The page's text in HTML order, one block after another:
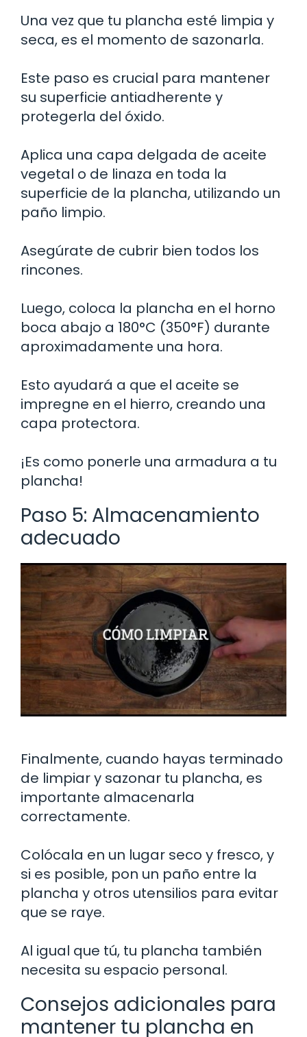
Una vez que tu plancha esté limpia y
seca, es el momento de sazonarla.
Este paso es crucial para mantener
su superficie antiadherente y
protegerla del óxido.
Aplica una capa delgada de aceite
vegetal o de linaza en toda la
superficie de la plancha, utilizando un
paño limpio.
Asegúrate de cubrir bien todos los
rincones.
Luego, coloca la plancha en el horno
boca abajo a 180°C (350°F) durante
aproximadamente una hora.
Esto ayudará a que el aceite se
impregne en el hierro, creando una
capa protectora.
¡Es como ponerle una armadura a tu
plancha!
Paso 5: Almacenamiento
adecuado
Finalmente, cuando hayas terminado
de limpiar y sazonar tu plancha, es
importante almacenarla
correctamente.
Colócala en un lugar seco y fresco, y
si es posible, pon un paño entre la
plancha y otros utensilios para evitar
que se raye.
Al igual que tú, tu plancha también
necesita su espacio personal.
Consejos adicionales para
mantener tu plancha en